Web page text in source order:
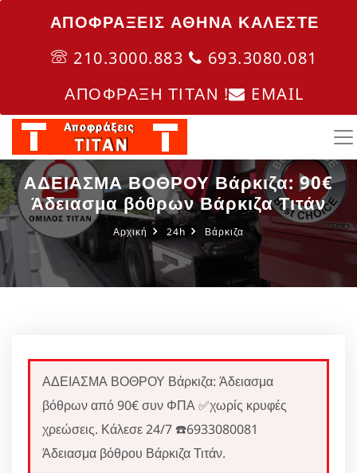
ΑΠΟΦΡΑΞΕΙΣ ΑΘΗΝΑ ΚΑΛΈΣΤΕ
210.3000.883
693.3080.081
ΑΠΟΦΡΑΞΗ ΤΙΤΑΝ !
EMAIL
ΑΔΕΙΑΣΜΑ ΒΟΘΡΟΥ Βάρκιζα: 90€
Άδειασμα βόθρων Βάρκιζα Τιτάν
Αρχική 24h Βάρκιζα
ΑΔΕΙΑΣΜΑ ΒΟΘΡΟΥ Βάρκιζα: Άδειασμα
βόθρων από 90€ συν ΦΠΑ ✅χωρίς κρυφές
χρεώσεις. Κάλεσε 24/7 ☎️6933080081
Άδειασμα βόθρου Βάρκιζα Τιτάν.